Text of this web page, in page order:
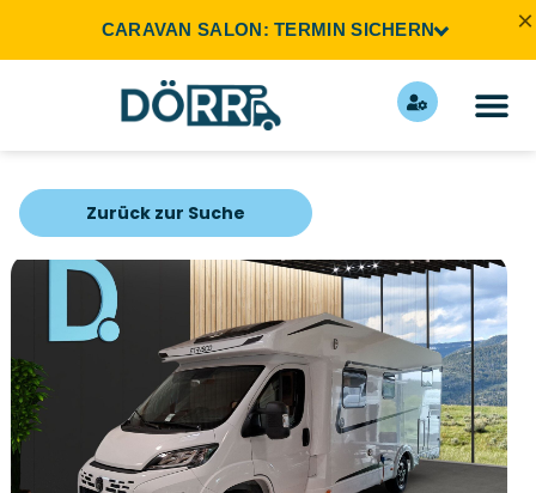
Zurück zur Suche
CARAVAN SALON: TERMIN SICHERN ×